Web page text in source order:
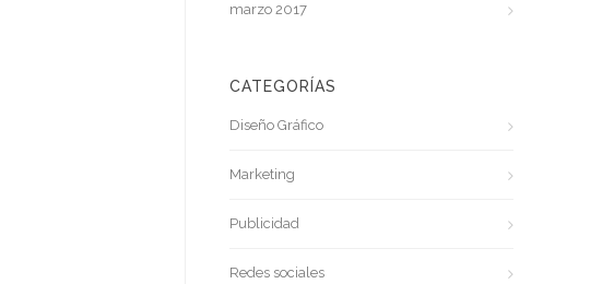
marzo 2017
CATEGORÍAS
Diseño Gráfico
Marketing
Publicidad
Redes sociales